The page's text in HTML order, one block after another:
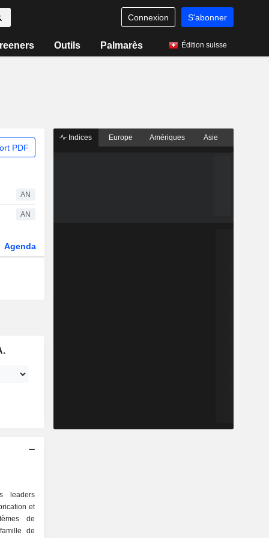
Connexion S'abonner
Outils Palmarès Édition suisse
PDF
AN
AN
Agenda
leaders
et
de
de
Indices Europe Amériques Asie